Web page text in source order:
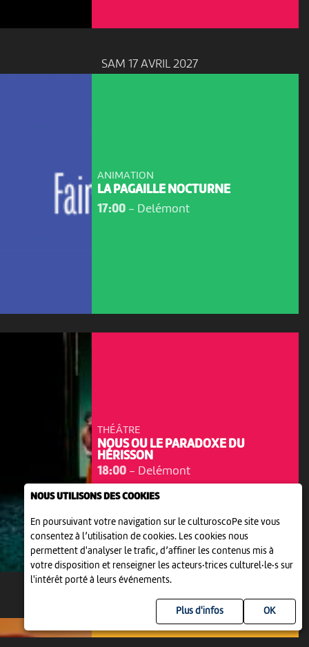
NOUS UTILISONS DES COOKIES
En poursuivant votre navigation sur le culturoscoPe site vous
consentez à l’utilisation de cookies. Les cookies nous
permettent d'analyser le trafic, d’affiner les contenus mis à
votre disposition et renseigner les acteurs·trices culturel·le·s sur
l'intérêt porté à leurs événements.
Plus d'infos
SAM 17 AVRIL 2027
ANIMATION
LA PAGAILLE NOCTURNE
17:00- Delémont
THÉÂTRE
NOUS OU LE PARADOXE DU
HÉRISSON
18:00- Delémont
MER 21 AVRIL 2027